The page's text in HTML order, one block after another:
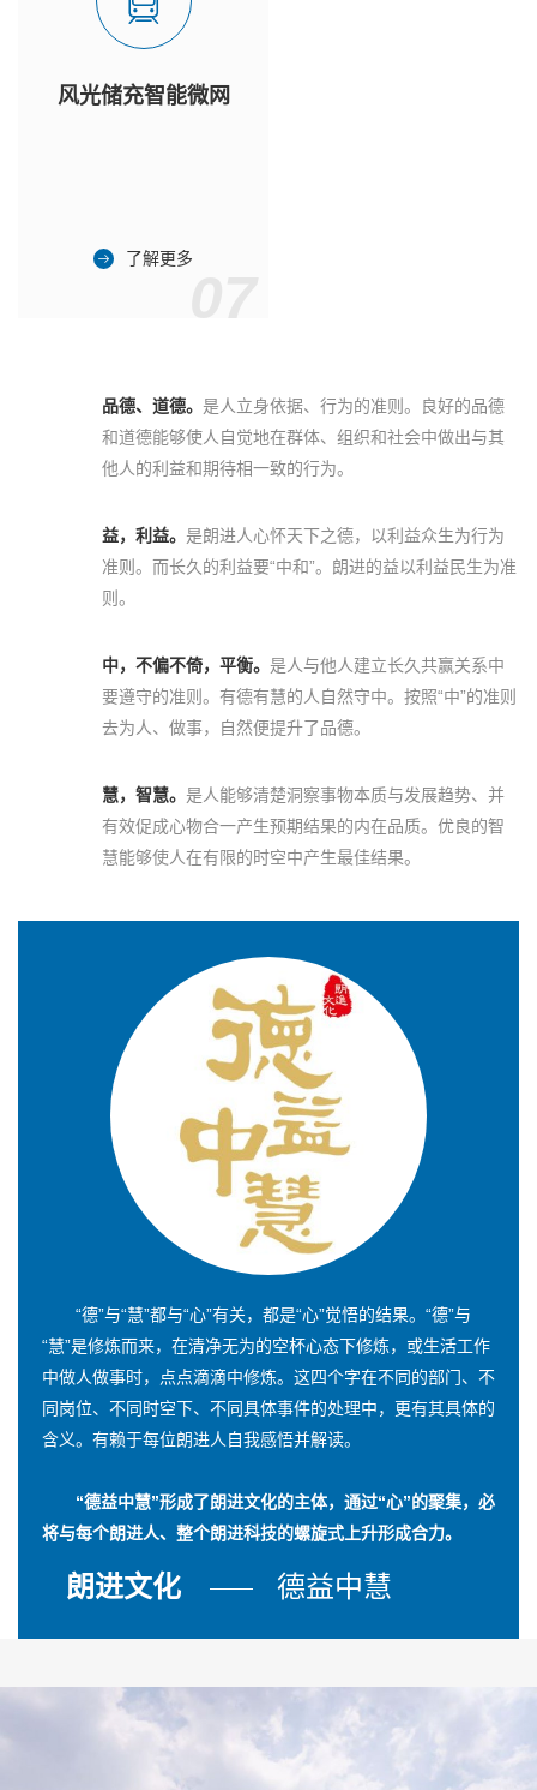
风光储充智能微网
了解更多
品德、道德。 是人立身依据、行为的准则。良好的品德
和道德能够使人自觉地在群体、组织和社会中做出与其
他人的利益和期待相一致的行为。
益，利益。 是朗进人心怀天下之德，以利益众生为行为
准则。而长久的利益要“中和”。朗进的益以利益民生为准
则。
中，不偏不倚，平衡。 是人与他人建立长久共赢关系中
要遵守的准则。有德有慧的人自然守中。按照“中”的准则
去为人、做事，自然便提升了品德。
慧，智慧。 是人能够清楚洞察事物本质与发展趋势、并
有效促成心物合一产生预期结果的内在品质。优良的智
慧能够使人在有限的时空中产生最佳结果。
“德”与“慧”都与“心”有关，都是“心”觉悟的结果。“德”与
“慧”是修炼而来，在清净无为的空杯心态下修炼，或生活工作
中做人做事时，点点滴滴中修炼。这四个字在不同的部门、不
同岗位、不同时空下、不同具体事件的处理中，更有其具体的
含义。有赖于每位朗进人自我感悟并解读。
“德益中慧”形成了朗进文化的主体，通过“心”的聚集，必
将与每个朗进人、整个朗进科技的螺旋式上升形成合力。
朗进文化 德益中慧